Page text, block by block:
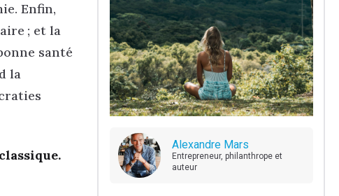
Enfin,
; et la
santé
la
Alexandre Mars
Entrepreneur, philanthrope et
auteur